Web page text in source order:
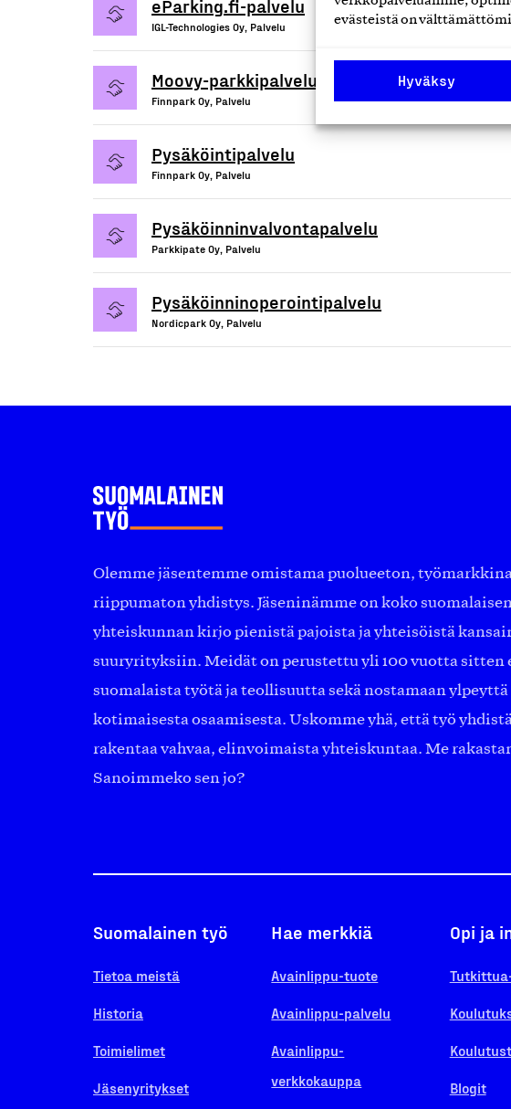
evästeistä on
Hyväksy
eParking.fi-palvelu
IGL-Technologies Oy, Palvelu
Moovy-parkkipalvelu
Finnpark Oy, Palvelu
Pysäköintipalvelu
Finnpark Oy, Palvelu
Pysäköinninvalvontapalvelu
Parkkipate Oy, Palvelu
Pysäköinninoperointipalvelu
Nordicpark Oy, Palvelu
Olemme jäsentemme omistama puolueeton,
riippumaton yhdistys. Jäseninämme on koko suomalaisen
yhteiskunnan kirjo pienistä pajoista ja yhteisöistä
suuryrityksiin. Meidät on perustettu yli 100 vuotta sitten
suomalaista työtä ja teollisuutta sekä nostamaan ylpeyttä
kotimaisesta osaamisesta. Uskomme yhä, että työ
rakentaa vahvaa, elinvoimaista yhteiskuntaa. Me
Sanoimmeko sen jo?
Suomalainen työ
Tietoa meistä
Historia
Toimielimet
Jäsenyritykset
Hae merkkiä
Avainlippu-tuote
Avainlippu-palvelu
Avainlippu-
verkkokauppa
Opi ja
Blogit